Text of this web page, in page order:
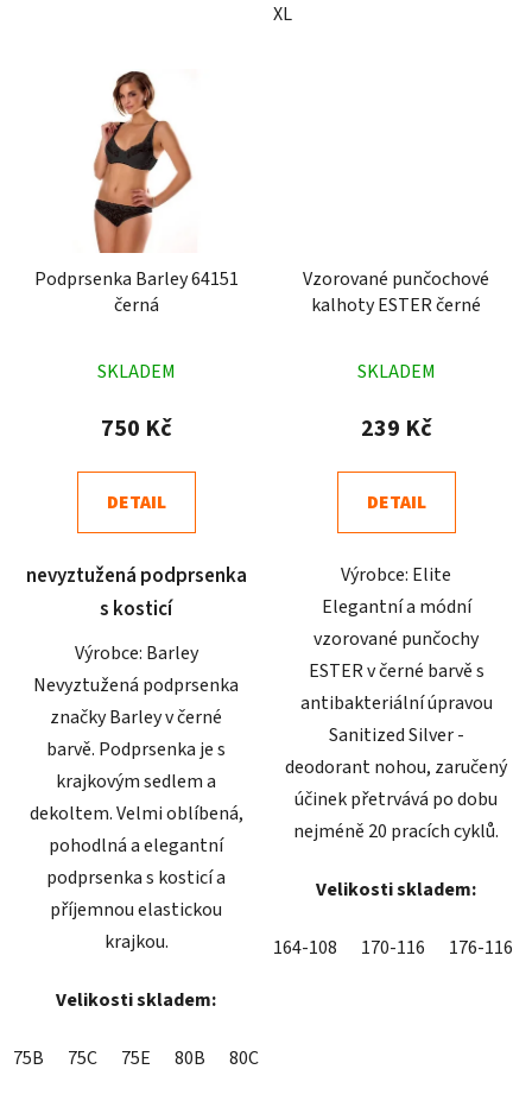
XL
Podprsenka Barley 64151
černá
hodnocení
produktu
4,9
z
hvězdiček.
SKLADEM
750 Kč
DETAIL
nevyztužená podprsenka
s kosticí
Výrobce: Barley
Nevyztužená podprsenka
značky Barley v černé
barvě. Podprsenka je s
krajkovým sedlem a
dekoltem. Velmi oblíbená,
pohodlná a elegantní
podprsenka s kosticí a
příjemnou elastickou
krajkou.
Velikosti skladem:
75B 75C 75E 80B 80C
Vzorované punčochové
kalhoty ESTER černé
hodnocení
produktu
5,0
z
hvězdiček.
SKLADEM
239 Kč
DETAIL
Výrobce: Elite
Elegantní a módní
vzorované punčochy
ESTER v černé barvě s
antibakteriální úpravou
Sanitized Silver -
deodorant nohou, zaručený
účinek přetrvává po dobu
nejméně 20 pracích cyklů.
Velikosti skladem:
164-108 170-116 176-116